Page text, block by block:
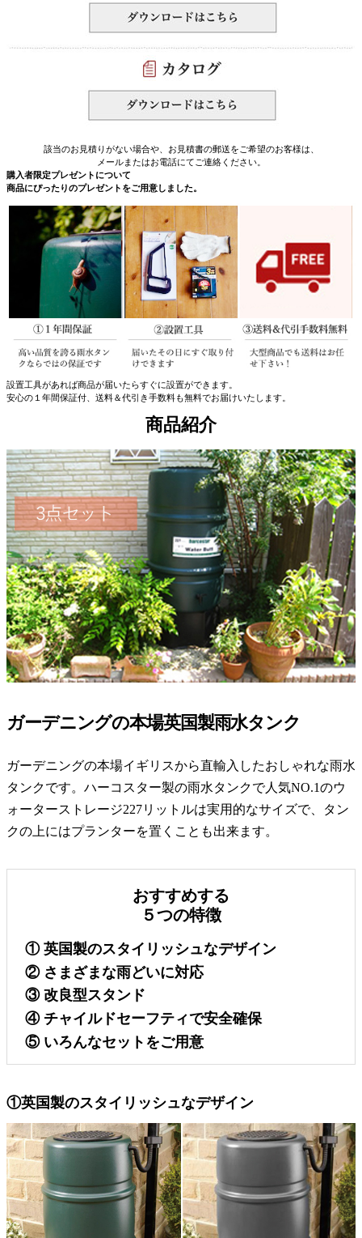
該当のお見積りがない場合や、お見積書の郵送をご希望のお客様は、
メールまたはお電話にてご連絡ください。
購入者限定プレゼントについて
商品にぴったりのプレゼントをご用意しました。
設置工具があれば商品が届いたらすぐに設置ができます。
安心の１年間保証付、送料＆代引き手数料も無料でお届けいたします。
商品紹介
ガーデニングの本場英国製雨水タンク
ガーデニングの本場イギリスから直輸入したおしゃれな雨水
タンクです。ハーコスター製の雨水タンクで人気NO.1のウ
ォーターストレージ227リットルは実用的なサイズで、タン
クの上にはプランターを置くことも出来ます。
おすすめする
５つの特徴
① 英国製のスタイリッシュなデザイン
② さまざまな雨どいに対応
③ 改良型スタンド
④ チャイルドセーフティで安全確保
⑤ いろんなセットをご用意
①英国製のスタイリッシュなデザイン